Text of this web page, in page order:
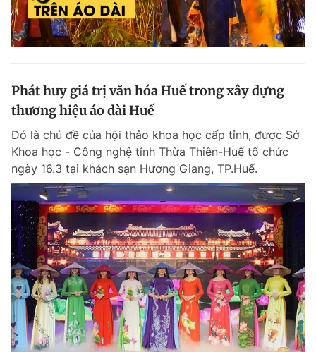
Phát huy giá trị văn hóa Huế trong xây dựng
thương hiệu áo dài Huế
Đó là chủ đề của hội thảo khoa học cấp tỉnh, được Sở
Khoa học - Công nghệ tỉnh Thừa Thiên-Huế tổ chức
ngày 16.3 tại khách sạn Hương Giang, TP.Huế.